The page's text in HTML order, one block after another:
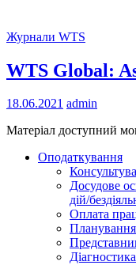
Журнали WTS
WTS Global:
18.06.2021 admin
Матеріал доступний
Оподаткування
Досудове
дій/
Оплата
Планування